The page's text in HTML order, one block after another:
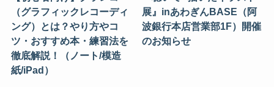
（グラフィックレコーディ
ング）とは？やり方やコ
ツ・おすすめ本・練習法を
徹底解説！（ノート/模造
紙/iPad）
展』inあわぎんBASE（阿
波銀行本店営業部1F）開催
のお知らせ